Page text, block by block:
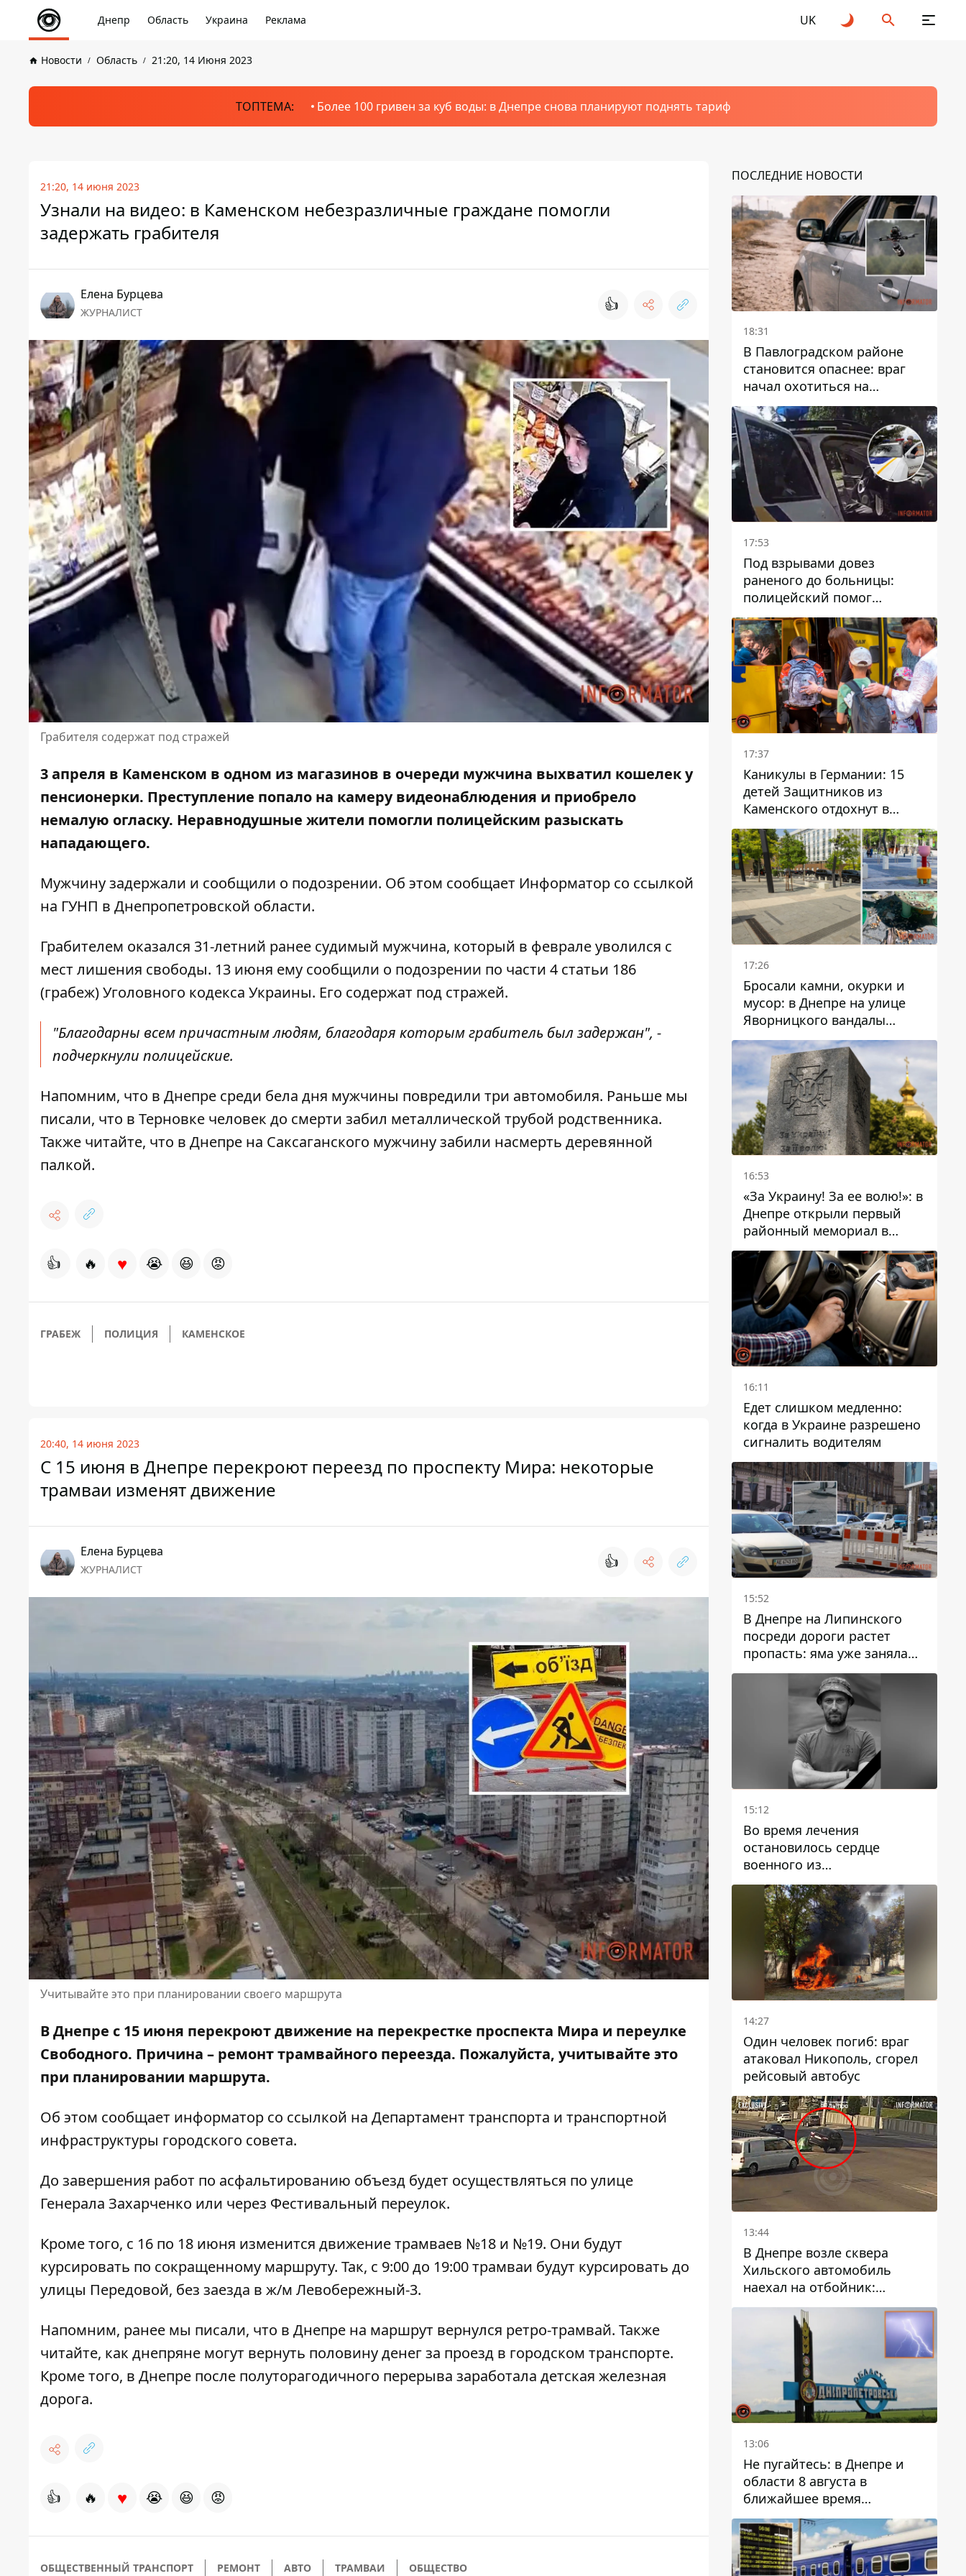
Днепр Область Украина Реклама UK
Новости Область 21:20, 14 Июня 2023
ТОПТЕМА: Более 100 гривен за куб воды: в Днепре снова планируют поднять тариф
21:20, 14 июня 2023
Узнали на видео: в Каменском небезразличные граждане помогли
задержать грабителя
Елена Бурцева
ЖУРНАЛИСТ 👍
Грабителя содержат под стражей
3 апреля в Каменском в одном из магазинов в очереди мужчина выхватил кошелек у
пенсионерки. Преступление попало на камеру видеонаблюдения и приобрело
немалую огласку. Неравнодушные жители помогли полицейским разыскать
нападающего.
Мужчину задержали и сообщили о подозрении. Об этом сообщает Информатор со ссылкой
на ГУНП в Днепропетровской области.
Грабителем оказался 31-летний ранее судимый мужчина, который в феврале уволился с
мест лишения свободы. 13 июня ему сообщили о подозрении по части 4 статьи 186
(грабеж) Уголовного кодекса Украины. Его содержат под стражей.
"Благодарны всем причастным людям, благодаря которым грабитель был задержан", -
подчеркнули полицейские.
Напомним, что в Днепре среди бела дня мужчины повредили три автомобиля. Раньше мы
писали, что в Терновке человек до смерти забил металлической трубой родственника.
Также читайте, что в Днепре на Саксаганского мужчину забили насмерть деревянной
палкой.
👍 🔥 ♥ 😭 😆 😡
ГРАБЕЖ ПОЛИЦИЯ КАМЕНСКОЕ
20:40, 14 июня 2023
С 15 июня в Днепре перекроют переезд по проспекту Мира: некоторые
трамваи изменят движение
Елена Бурцева
ЖУРНАЛИСТ 👍
Учитывайте это при планировании своего маршрута
В Днепре с 15 июня перекроют движение на перекрестке проспекта Мира и переулке
Свободного. Причина – ремонт трамвайного переезда. Пожалуйста, учитывайте это
при планировании маршрута.
Об этом сообщает информатор со ссылкой на Департамент транспорта и транспортной
инфраструктуры городского совета.
До завершения работ по асфальтированию объезд будет осуществляться по улице
Генерала Захарченко или через Фестивальный переулок.
Кроме того, с 16 по 18 июня изменится движение трамваев №18 и №19. Они будут
курсировать по сокращенному маршруту. Так, с 9:00 до 19:00 трамваи будут курсировать до
улицы Передовой, без заезда в ж/м Левобережный-3.
Напомним, ранее мы писали, что в Днепре на маршрут вернулся ретро-трамвай. Также
читайте, как днепряне могут вернуть половину денег за проезд в городском транспорте.
Кроме того, в Днепре после полуторагодичного перерыва заработала детская железная
дорога.
👍 🔥 ♥ 😭 😆 😡
ОБЩЕСТВЕННЫЙ ТРАНСПОРТ РЕМОНТ АВТО ТРАМВАИ ОБЩЕСТВО
ПОСЛЕДНИЕ НОВОСТИ
18:31
В Павлоградском районе
становится опаснее: враг
начал охотиться на
гражданский и военный
транспорт
17:53
Под взрывами довез
раненого до больницы:
полицейский помог
пострадавшему после атаки
на Каменский район
17:37
Каникулы в Германии: 15
детей Защитников из
Каменского отдохнут в
Вуппертале
17:26
Бросали камни, окурки и
мусор: в Днепре на улице
Яворницкого вандалы
повредили питьевые
фонтаны
16:53
«За Украину! За ее волю!»: в
Днепре открыли первый
районный мемориал в
честь погибших
Защитников
16:11
Едет слишком медленно:
когда в Украине разрешено
сигналить водителям
15:52
В Днепре на Липинского
посреди дороги растет
пропасть: яма уже заняла
полосу движения
15:12
Во время лечения
остановилось сердце
военного из
Днепропетровской области
Ростислава Лупашко
14:27
Один человек погиб: враг
атаковал Никополь, сгорел
рейсовый автобус
13:44
В Днепре возле сквера
Хильского автомобиль
наехал на отбойник:
момент происшествия
13:06
Не пугайтесь: в Днепре и
области 8 августа в
ближайшее время
ожидается гроза